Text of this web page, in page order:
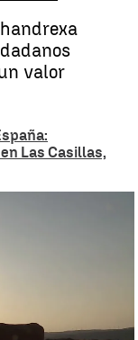
valor
Las Casillas,